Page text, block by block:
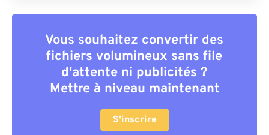
Vous souhaitez convertir des
fichiers volumineux sans file
d'attente ni publicités ?
Mettre à niveau maintenant
S'inscrire